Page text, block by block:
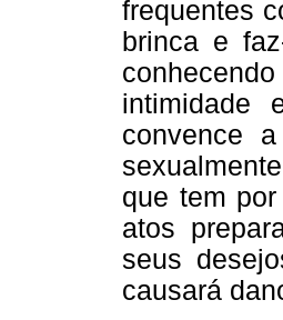
frequentes
brinca e
intimidade
convence
que tem
atos
seus
causará